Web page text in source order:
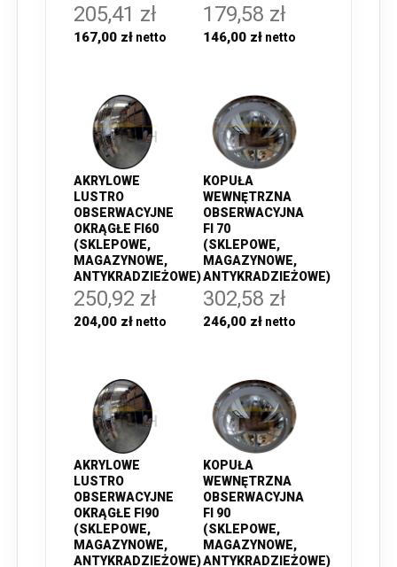
205,41 zł
167,00 zł
179,58 zł
146,00 zł
AKRYLOWE
LUSTRO
OBSERWACYJNE
OKRĄGŁE FI60
(SKLEPOWE,
MAGAZYNOWE,
ANTYKRADZIEŻOWE)
250,92 zł
204,00 zł
KOPUŁA
WEWNĘTRZNA
OBSERWACYJNA
FI 70
(SKLEPOWE,
MAGAZYNOWE,
ANTYKRADZIEŻOWE)
302,58 zł
246,00 zł
AKRYLOWE
LUSTRO
OBSERWACYJNE
OKRĄGŁE FI90
(SKLEPOWE,
MAGAZYNOWE,
ANTYKRADZIEŻOWE)
KOPUŁA
WEWNĘTRZNA
OBSERWACYJNA
FI 90
(SKLEPOWE,
MAGAZYNOWE,
ANTYKRADZIEŻOWE)